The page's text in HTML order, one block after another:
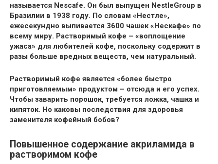
называется Nescafe. Он был выпущен NestleGroup в
Бразилии в 1938 году. По словам «Нестле»,
ежесекундно выпивается 3600 чашек «Нескафе» по
всему миру. Растворимый кофе – «воплощение
ужаса» для любителей кофе, поскольку содержит в
разы больше вредных веществ, чем натуральный.
Растворимый кофе является «более быстро
приготовляемым» продуктом – отсюда и его успех.
Чтобы заварить порошок, требуется ложка, чашка и
кипяток. Но каковы последствия для здоровья
заменителя кофейный бобов?
Повышенное содержание акриламида в
растворимом кофе